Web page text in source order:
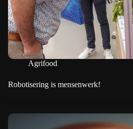
Agrifood
Robotisering is mensenwerk!